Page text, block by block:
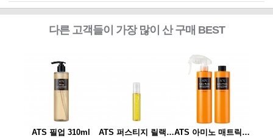
다른 고객들이 가장 많이 산 구매 BEST
ATS 필업 310ml ATS 퍼스티지 릴랙싱 스파오일 10ml ATS 아미노 매트릭스 310ml*2개 세트(스프레이 동봉)